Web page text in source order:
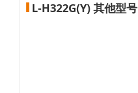
L-H322G(Y) 其他型号